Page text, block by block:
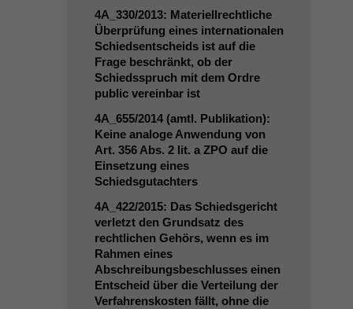
4A_330/2013: Materiellrechtliche
Überprüfung eines internationalen
Schiedsentscheids ist auf die
Frage beschränkt, ob der
Schiedsspruch mit dem Ordre
public vereinbar ist
4A_655/2014 (amtl. Publikation):
Keine analoge Anwendung von
Art. 356 Abs. 2 lit. a ZPO auf die
Einsetzung eines
Schiedsgutachters
4A_422/2015: Das Schiedsgericht
verletzt den Grundsatz des
rechtlichen Gehörs, wenn es im
Rahmen eines
Abschreibungsbeschlusses einen
Entscheid über die Verteilung der
Verfahrenskosten fällt, ohne die